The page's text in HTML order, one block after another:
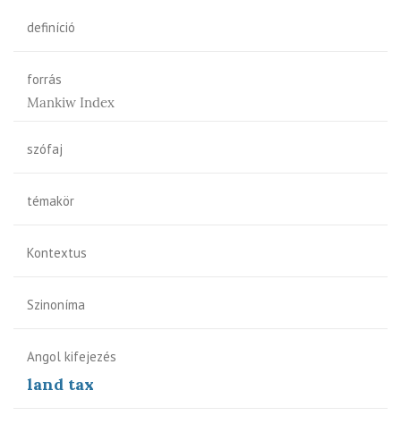
definíció
forrás
Mankiw Index
szófaj
témakör
Kontextus
Szinoníma
Angol kifejezés
land tax